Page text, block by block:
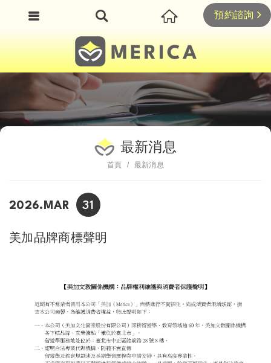
首頁 最新消息
最新消息
2026.MAR 31
美加品牌商標聲明
預約諮詢